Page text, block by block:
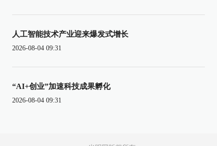
人工智能技术产业迎来爆发式增长
2026-08-04 09:31
“AI+创业”加速科技成果孵化
2026-08-04 09:31